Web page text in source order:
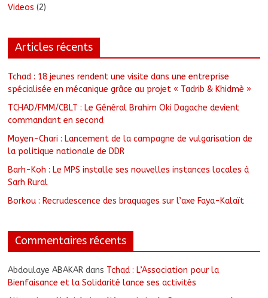
Videos (2)
Articles récents
Tchad : 18 jeunes rendent une visite dans une entreprise
spécialisée en mécanique grâce au projet « Tadrib & Khidmè »
TCHAD/FMM/CBLT : Le Général Brahim Oki Dagache devient
commandant en second
Moyen-Chari : Lancement de la campagne de vulgarisation de
la politique nationale de DDR
Barh-Koh : Le MPS installe ses nouvelles instances locales à
Sarh Rural
Borkou : Recrudescence des braquages sur l’axe Faya-Kalaït
Commentaires récents
Abdoulaye ABAKAR dans Tchad : L’Association pour la
Bienfaisance et la Solidarité lance ses activités